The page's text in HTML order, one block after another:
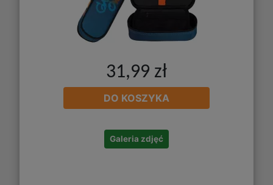
31,99 zł
DO KOSZYKA
Galeria zdjęć